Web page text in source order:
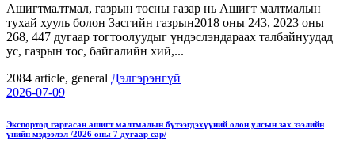
Ашигтмалтмал, газрын тосны газар нь Ашигт малтмалын
тухай хууль болон Засгийн газрын2018 оны 243, 2023 оны
268, 447 дугаар тогтоолуудыг үндэслэндараах талбайнуудад
ус, газрын тос, байгалийн хий,...
2084 article, general Дэлгэрэнгүй
2026-07-09
Экспортод гаргасан ашигт малтмалын бүтээгдэхүүний олон улсын зах зээлийн
үнийн мэдээлэл /2026 оны 7 дугаар сар/